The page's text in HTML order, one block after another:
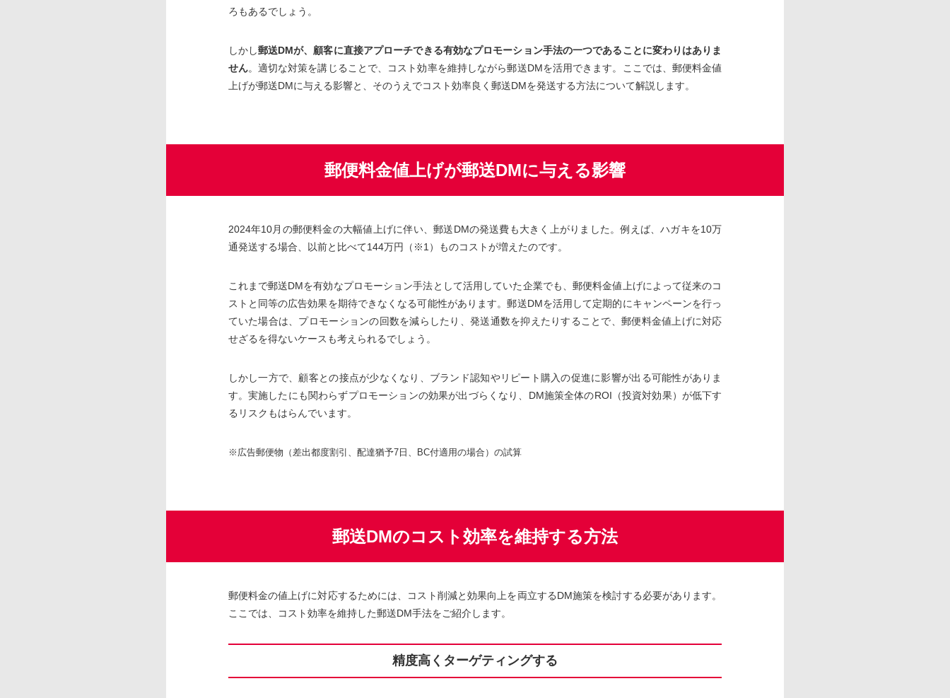
ろもあるでしょう。
しかし郵送DMが、顧客に直接アプローチできる有効なプロモーション手法の一つであることに変わりはありま
せん。適切な対策を講じることで、コスト効率を維持しながら郵送DMを活用できます。ここでは、郵便料金値
上げが郵送DMに与える影響と、そのうえでコスト効率良く郵送DMを発送する方法について解説します。
郵便料金値上げが郵送DMに与える影響
2024年10月の郵便料金の大幅値上げに伴い、郵送DMの発送費も大きく上がりました。例えば、ハガキを10万
通発送する場合、以前と比べて144万円（※1）ものコストが増えたのです。
これまで郵送DMを有効なプロモーション手法として活用していた企業でも、郵便料金値上げによって従来のコ
ストと同等の広告効果を期待できなくなる可能性があります。郵送DMを活用して定期的にキャンペーンを行っ
ていた場合は、プロモーションの回数を減らしたり、発送通数を抑えたりすることで、郵便料金値上げに対応
せざるを得ないケースも考えられるでしょう。
しかし一方で、顧客との接点が少なくなり、ブランド認知やリピート購入の促進に影響が出る可能性がありま
す。実施したにも関わらずプロモーションの効果が出づらくなり、DM施策全体のROI（投資対効果）が低下す
るリスクもはらんでいます。
※広告郵便物（差出都度割引、配達猶予7日、BC付適用の場合）の試算
郵送DMのコスト効率を維持する方法
郵便料金の値上げに対応するためには、コスト削減と効果向上を両立するDM施策を検討する必要があります。
ここでは、コスト効率を維持した郵送DM手法をご紹介します。
精度高くターゲティングする